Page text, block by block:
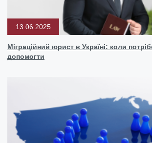
13.06.2025
Міграційний юрист в Україні: коли
допомогти